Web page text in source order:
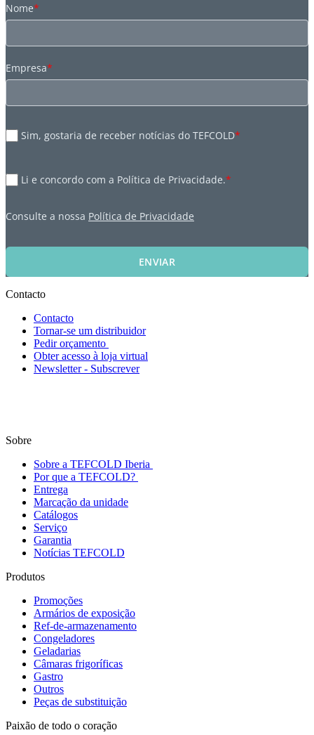
Nome*
Empresa*
Sim, gostaria de receber notícias do TEFCOLD*
Li e concordo com a Política de Privacidade.*
Consulte a nossa Política de Privacidade
ENVIAR
Contacto
Contacto
Tornar-se um distribuidor
Pedir orçamento
Obter acesso à loja virtual
Newsletter - Subscrever
Sobre
Sobre a TEFCOLD Iberia
Por que a TEFCOLD?
Entrega
Marcação da unidade
Catálogos
Serviço
Garantia
Notícias TEFCOLD
Produtos
Promoções
Armários de exposição
Ref-de-armazenamento
Congeladores
Geladarias
Câmaras frigoríficas
Gastro
Outros
Peças de substituição
Paixão de todo o coração